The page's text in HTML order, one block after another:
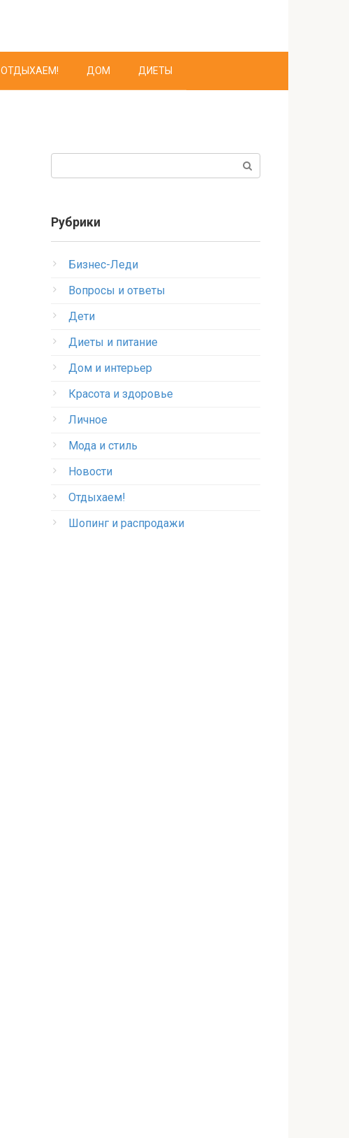
ОТДЫХАЕМ! ДОМ ДИЕТЫ
Рубрики
Бизнес-Леди
Вопросы и ответы
Дети
Диеты и питание
Дом и интерьер
Красота и здоровье
Личное
Мода и стиль
Новости
Отдыхаем!
Шопинг и распродажи